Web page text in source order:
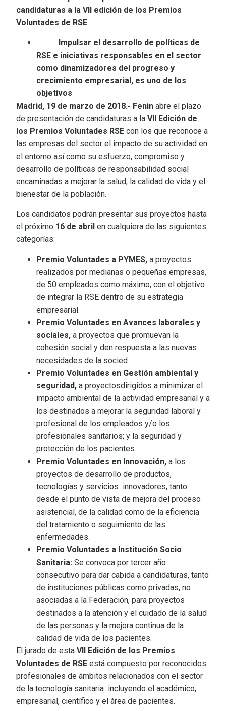
candidaturas a la VII edición de los Premios
Voluntades de RSE
Impulsar el desarrollo de políticas de
RSE e iniciativas responsables en el sector
como dinamizadores del progreso y
crecimiento empresarial, es uno de los
objetivos
Madrid, 19 de marzo de 2018.- Fenin abre el plazo
de presentación de candidaturas a la VII Edición de
los Premios Voluntades RSE con los que reconoce a
las empresas del sector el impacto de su actividad en
el entorno así como su esfuerzo, compromiso y
desarrollo de políticas de responsabilidad social
encaminadas a mejorar la salud, la calidad de vida y el
bienestar de la población.
Los candidatos podrán presentar sus proyectos hasta
el próximo 16 de abril en cualquiera de las siguientes
categorías:
Premio Voluntades a PYMES, a proyectos
realizados por medianas o pequeñas empresas,
de 50 empleados como máximo, con el objetivo
de integrar la RSE dentro de su estrategia
empresarial.
Premio Voluntades en Avances laborales y
sociales, a proyectos que promuevan la
cohesión social y den respuesta a las nuevas
necesidades de la socied
Premio Voluntades en Gestión ambiental y
seguridad, a proyectosdirigidos a minimizar el
impacto ambiental de la actividad empresarial y a
los destinados a mejorar la seguridad laboral y
profesional de los empleados y/o los
profesionales sanitarios; y la seguridad y
protección de los pacientes.
Premio Voluntades en Innovación, a los
proyectos de desarrollo de productos,
tecnologías y servicios innovadores, tanto
desde el punto de vista de mejora del proceso
asistencial, de la calidad como de la eficiencia
del tratamiento o seguimiento de las
enfermedades.
Premio Voluntades a Institución Socio
Sanitaria: Se convoca por tercer año
consecutivo para dar cabida a candidaturas, tanto
de instituciones públicas como privadas, no
asociadas a la Federación, para proyectos
destinados a la atención y el cuidado de la salud
de las personas y la mejora continua de la
calidad de vida de los pacientes.
El jurado de esta VII Edición de los Premios
Voluntades de RSE está compuesto por reconocidos
profesionales de ámbitos relacionados con el sector
de la tecnología sanitaria incluyendo el académico,
empresarial, científico y el área de pacientes.